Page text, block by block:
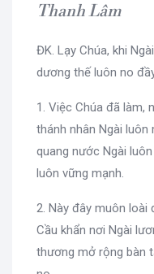
Thanh Lâm
ĐK. Lạy Chúa, khi
dương thế luôn no
1. Việc Chúa đã làm,
thánh nhân Ngài luôn
quang nước Ngài
luôn vững mạnh.
2. Này đây muôn loài
Cầu khẩn nơi Ngài
thương mở rộng bàn